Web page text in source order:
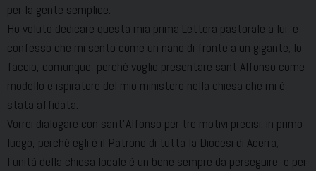
per la gente semplice.
Ho voluto dedicare questa mia prima Lettera pastorale a lui, e
confesso che mi sento come un nano di fronte a un gigante; lo
faccio, comunque, perché voglio presentare sant’Alfonso come
modello e ispiratore del mio ministero nella chiesa che mi è
stata affidata.
Vorrei dialogare con sant’Alfonso per tre motivi precisi: in primo
luogo, perché egli è il Patrono di tutta la Diocesi di Acerra;
l’unità della chiesa locale è un bene sempre da perseguire, e per